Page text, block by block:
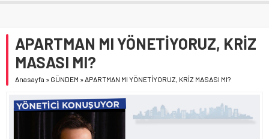
APARTMAN MI YÖNETİYORUZ, KRİZ
MASASI MI?
Anasayfa » GÜNDEM »APARTMAN MI YÖNETİYORUZ, KRİZ MASASI MI?